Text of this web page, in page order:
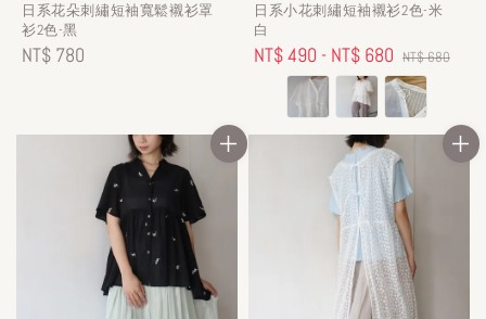
日系花朵刺繡短袖寬鬆襯衫罩
衫2色-黑
Regular
NT$ 780
日系小花刺繡短袖襯衫2色-米
白
Sale
price
NT$ 490 - NT$ 680 Regular
price
NT$ 680